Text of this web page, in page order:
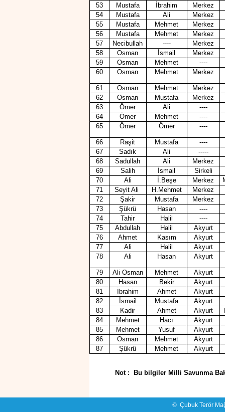
53
Mustafa İbrahim
Merkez
54
Mustafa Ali
Merkez
55
Mustafa Mehmet
Merkez
56
Mustafa Mehmet
Merkez
57
Necibullah ----
Merkez
58
Osman İsmail
Merkez
59
Osman Mehmet
----
60
Osman Mehmet Merkez
61 Osman Mehmet
Merkez
62
Osman Mustafa Merkez
63
Ömer Ali
----
64
Ömer Mehmet
----
65
Ömer Ömer ----
66 Raşit Mustafa
----
67
Sadık Ali
-----
68
Sadullah Ali
Merkez
69
Salih İsmail
Sirkeli
70
Ali İ.Beşe Merkez
71 Seyit Ali H.Mehmet
Merkez
72
Şakir Mustafa
Merkez
73
Şükrü Hasan
----
74
Tahir Halil
----
75
Abdullah Halil
Akyurt
76
Ahmet Kasım
Akyurt
77
Ali Halil
Akyurt
78
Ali Hasan Akyurt
79 Ali Osman Mehmet
Akyurt
80
Hasan Bekir
Akyurt
81
İbrahim Ahmet
Akyurt
82
İsmail Mustafa
Akyurt
83
Kadir Ahmet Akyurt
84
Mehmet Hacı
Akyurt
85
Mehmet Yusuf
Akyurt
86
Osman Mehmet
Akyurt
87
Şükrü Mehmet Akyurt
Not : Bu bilgiler Milli Savunma
© Çubuk Terör